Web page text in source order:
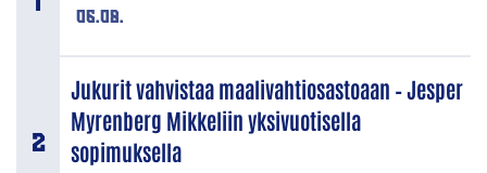
06.08.
Jukurit vahvistaa maalivahtiosastoaan – Jesper
Myrenberg Mikkeliin yksivuotisella
sopimuksella